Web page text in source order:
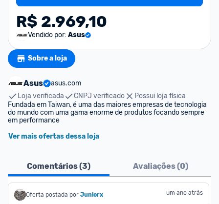
R$ 2.969,10
Vendido por: Asus
Sobre a loja
Asus
asus.com
Loja verificada
CNPJ verificado
Possui loja física
Fundada em Taiwan, é uma das maiores empresas de tecnologia
do mundo com uma gama enorme de produtos focando sempre
em performance
Ver mais ofertas dessa loja
Comentários (3) Avaliações (0)
Oferta postada por Juniorx um ano atrás